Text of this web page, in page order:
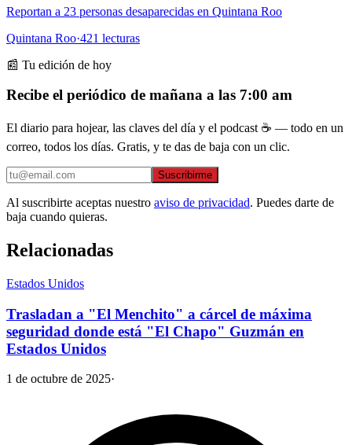
Reportan a 23 personas desaparecidas en Quintana Roo
Quintana Roo·421 lecturas
📰 Tu edición de hoy
Recibe el periódico de mañana a las 7:00 am
El diario para hojear, las claves del día y el podcast ☕ — todo en un
correo, todos los días. Gratis, y te das de baja con un clic.
Suscribirme
Al suscribirte aceptas nuestro aviso de privacidad. Puedes darte de
baja cuando quieras.
Relacionadas
Estados Unidos
Trasladan a "El Menchito" a cárcel de máxima
seguridad donde está "El Chapo" Guzmán en
Estados Unidos
1 de octubre de 2025·